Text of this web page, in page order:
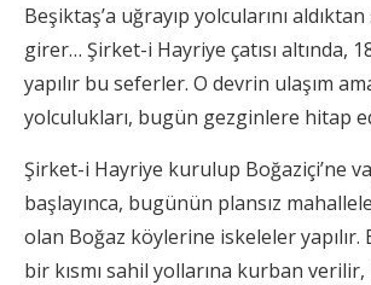
Beşiktaş’a uğrayıp yolcularını
girer… Şirket-i Hayriye çatısı altında,
yapılır bu seferler. O devrin ulaşım
yolculukları, bugün gezginlere hitap
Şirket-i Hayriye kurulup Boğaziçi’ne
başlayınca, bugünün plansız
olan Boğaz köylerine iskeleler yapılır.
bir kısmı sahil yollarına kurban